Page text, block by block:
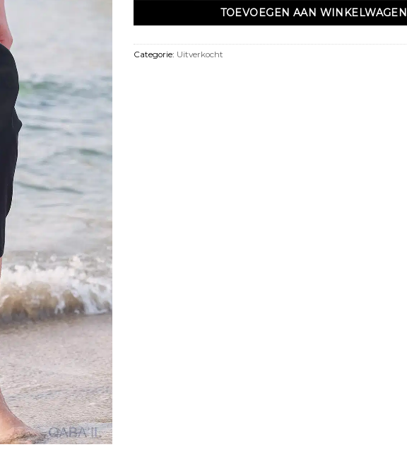
TOEVOEGEN AAN WINKELWAGEN
Categorie: Uitverkocht